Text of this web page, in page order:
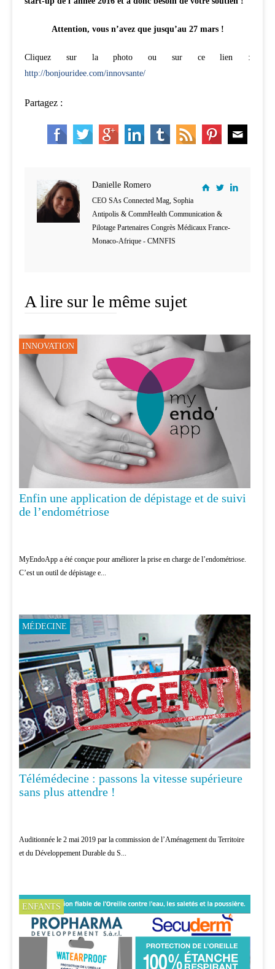
Attention, vous n’avez que jusqu’au 27 mars !
Cliquez sur la photo ou sur ce lien :
http://bonjouridee.com/innovsante/
Partagez :
Danielle Romero
CEO SAs Connected Mag, Sophia
Antipolis & CommHealth Communication &
Pilotage Partenaires Congrès Médicaux France-
Monaco-Afrique - CMNFIS
A lire sur le même sujet
INNOVATION
Enfin une application de dépistage et de suivi
de l’endométriose
MyEndoApp a été conçue pour améliorer la prise en charge de l’endométriose.
C’est un outil de dépistage e...
MÉDECINE
Télémédecine : passons la vitesse supérieure
sans plus attendre !
Auditionnée le 2 mai 2019 par la commission de l’Aménagement du Territoire
et du Développement Durable du S...
ENFANTS